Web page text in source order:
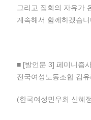
그리고 집회의 자유가
계속해서 함께하겠습니
■ [발언문 3] 페미니즘
전국여성노동조합 김
(한국여성민우회 신혜